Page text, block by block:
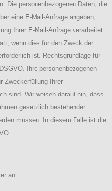
Die personenbezogenen Daten, die
eine E-Mail-Anfrage angeben,
Ihrer E-Mail-Anfrage verarbeitet.
wenn dies für den Zweck der
ist. Rechtsgrundlage für
Ihre personenbezogenen
Zweckerfüllung Ihrer
sind. Wir weisen darauf hin, dass
gesetzlich bestehender
müssen. In diesem Falle ist die
an.